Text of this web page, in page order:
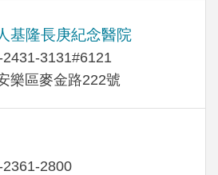
基隆長庚紀念醫院
3131#6121
樂區麥金路222號
2800